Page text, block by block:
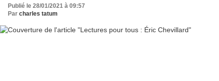
Publié le 28/01/2021 à 09:57
Par charles tatum